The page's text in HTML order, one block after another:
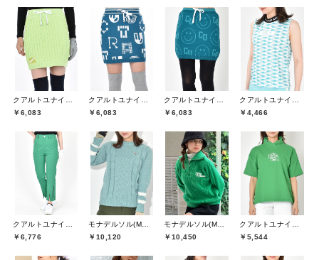
クアルトユナイテッド(CUARTO UNITED)
￥6,083
クアルトユナイテッド(CUARTO UNITED)
￥6,083
クアルトユナイテッド(CUARTO UNITED)
￥6,083
クアルトユナイテッド(CUARTO UNITED)
￥4,466
クアルトユナイテッド(CUARTO UNITED)
￥6,776
モナデルソル(MONA DELSOL)
￥10,120
モナデルソル(MONA DELSOL)
￥10,450
クアルトユナイテッド(CUARTO UNITED)
￥5,544